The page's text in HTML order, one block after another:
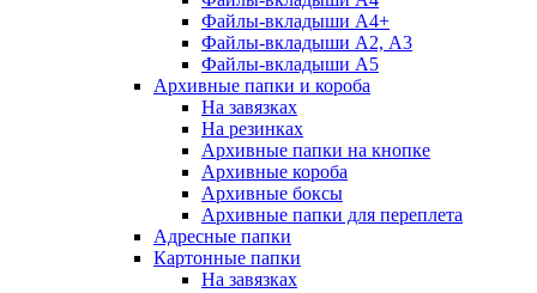
Файлы-вкладыши А4+
Файлы-вкладыши А2, А3
Файлы-вкладыши А5
Архивные папки и короба
На завязках
На резинках
Архивные папки на кнопке
Архивные короба
Архивные боксы
Архивные папки для переплета
Адресные папки
Картонные папки
На завязках